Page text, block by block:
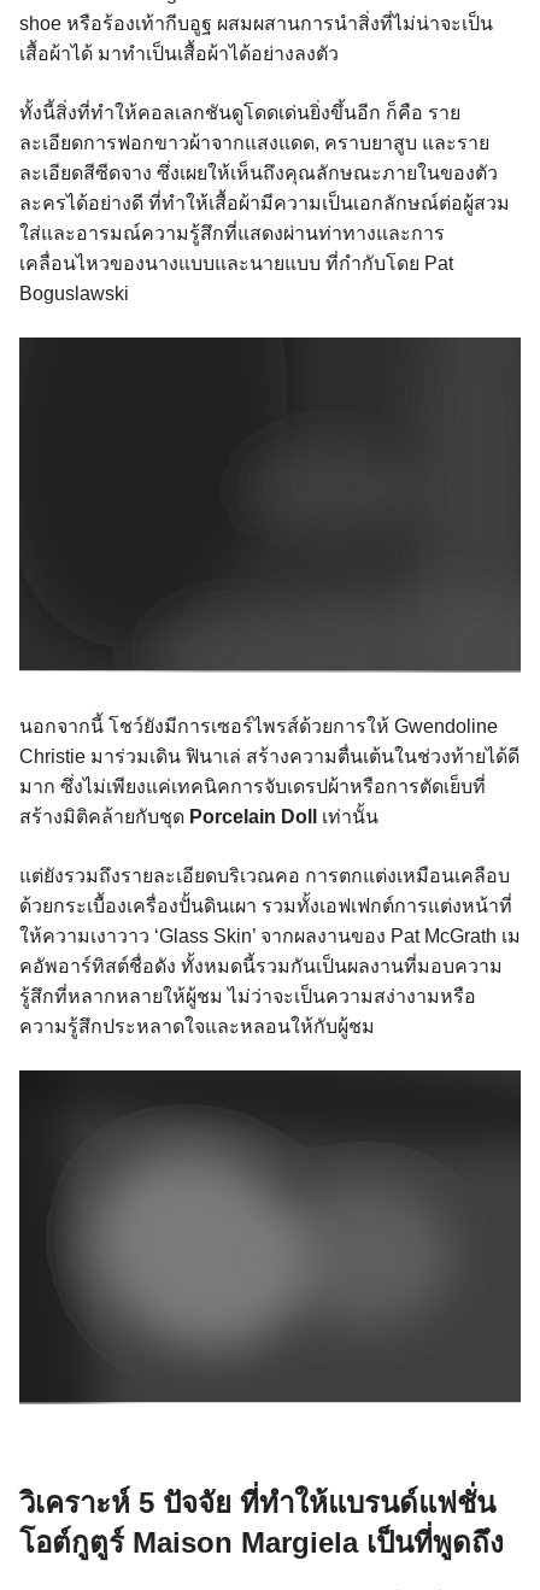
shoe หรือร้องเท้ากีบอูฐ ผสมผสานการนำสิ่งที่ไม่น่าจะเป็น
เสื้อผ้าได้ มาทำเป็นเสื้อผ้าได้อย่างลงตัว
ทั้งนี้สิ่งที่ทำให้คอลเลกชันดูโดดเด่นยิ่งขึ้นอีก ก็คือ ราย
ละเอียดการฟอกขาวผ้าจากแสงแดด, คราบยาสูบ และราย
ละเอียดสีซีดจาง ซึ่งเผยให้เห็นถึงคุณลักษณะภายในของตัว
ละครได้อย่างดี ที่ทำให้เสื้อผ้ามีความเป็นเอกลักษณ์ต่อผู้สวม
ใส่และอารมณ์ความรู้สึกที่แสดงผ่านท่าทางและการ
เคลื่อนไหวของนางแบบและนายแบบ ที่กำกับโดย Pat
Boguslawski
นอกจากนี้ โชว์ยังมีการเซอร์ไพรส์ด้วยการให้ Gwendoline
Christie มาร่วมเดิน ฟินาเล่ สร้างความตื่นเต้นในช่วงท้ายได้ดี
มาก ซึ่งไม่เพียงแค่เทคนิคการจับเดรปผ้าหรือการตัดเย็บที่
สร้างมิติคล้ายกับชุด Porcelain Doll เท่านั้น
แต่ยังรวมถึงรายละเอียดบริเวณคอ การตกแต่งเหมือนเคลือบ
ด้วยกระเบื้องเครื่องปั้นดินเผา รวมทั้งเอฟเฟกต์การแต่งหน้าที่
ให้ความเงาวาว ‘Glass Skin’ จากผลงานของ Pat McGrath เม
คอัพอาร์ทิสต์ชื่อดัง ทั้งหมดนี้รวมกันเป็นผลงานที่มอบความ
รู้สึกที่หลากหลายให้ผู้ชม ไม่ว่าจะเป็นความสง่างามหรือ
ความรู้สึกประหลาดใจและหลอนให้กับผู้ชม
วิเคราะห์ 5 ปัจจัย ที่ทำให้แบรนด์แฟชั่น
โอต์กูตูร์ Maison Margiela เป็นที่พูดถึง